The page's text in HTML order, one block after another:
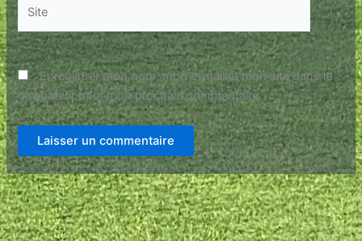
Enregistrer mon nom, mon e-mail et mon site dans le
navigateur pour mon prochain commentaire.